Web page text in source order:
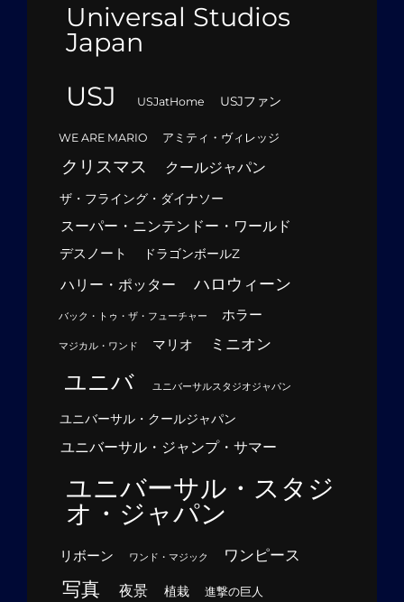
Universal Studios
Japan
USJ
USJatHome USJファン
WE ARE MARIO アミティ・ヴィレッジ
クリスマス クールジャパン
ザ・フライング・ダイナソー
スーパー・ニンテンドー・ワールド
デスノート ドラゴンボールZ
ハリー・ポッター ハロウィーン
バック・トゥ・ザ・フューチャー ホラー
マジカル・ワンド マリオ ミニオン
ユニバ ユニバーサルスタジオジャパン
ユニバーサル・クールジャパン
ユニバーサル・ジャンプ・サマー
ユニバーサル・スタジ
オ・ジャパン
リボーン ワンド・マジック ワンピース
写真 夜景 植栽 進撃の巨人